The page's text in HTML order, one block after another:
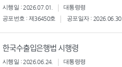
시행일 : 2026.07.01.
대통령령
공포번호 : 제36450호
공포일자 : 2026.06.30.
한국수출입은행법 시행령
시행일 : 2026.06.24.
대통령령